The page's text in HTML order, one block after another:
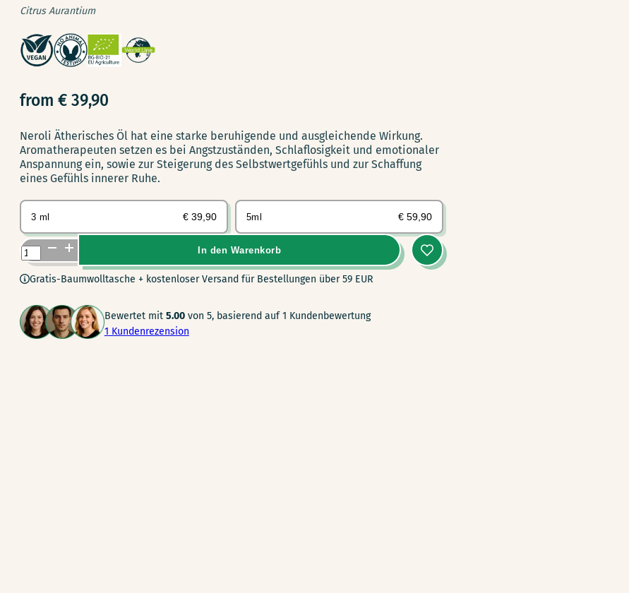
Citrus Aurantium
from €39,90
Neroli Ätherisches Öl hat eine starke beruhigende und ausgleichende Wirkung.
Aromatherapeuten setzen es bei Angstzuständen, Schlaflosigkeit und emotionaler
Anspannung ein, sowie zur Steigerung des Selbstwertgefühls und zur Schaffung
eines Gefühls innerer Ruhe.
3 ml € 39,90 5ml € 59,90
Bio
Neroli
Ätherisches
Menge
In den Warenkorb
Gratis-Baumwolltasche + kostenloser Versand für Bestellungen über 59 EUR
Bewertet mit 5.00von 5, basierend auf 1 Kundenbewertung
1 Kundenrezension